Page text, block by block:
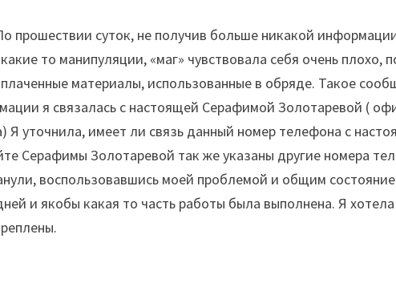
прошествии суток, не получив больше никакой
то манипуляции, «маг» чувствовала себя очень плохо,
материалы, использованные в обряде. Такое
я связалась с настоящей Серафимой Золотаревой (
уточнила, имеет ли связь данный номер телефона с
Золотаревой так же указаны другие номера
воспользовавшись моей проблемой и общим
и якобы какая то часть работы была выполнена. Я